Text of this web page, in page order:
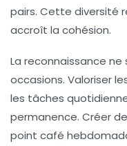
pairs. Cette diversité
accroît la cohésion.
La reconnaissance
occasions. Valoriser
les tâches
permanence. Créer
point café